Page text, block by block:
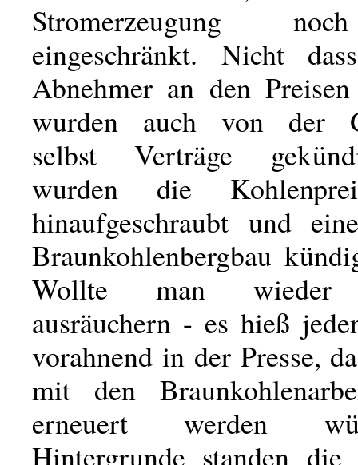
Stromerzeugung
eingeschränkt. Nicht
Abnehmer an den
wurden auch von der
selbst Verträge
wurden die
hinaufgeschraubt und
Braunkohlenbergbau
Wollte man wieder
ausräuchern - es hieß
vorahnend in der Presse,
mit den
erneuert werden
Hintergrunde standen